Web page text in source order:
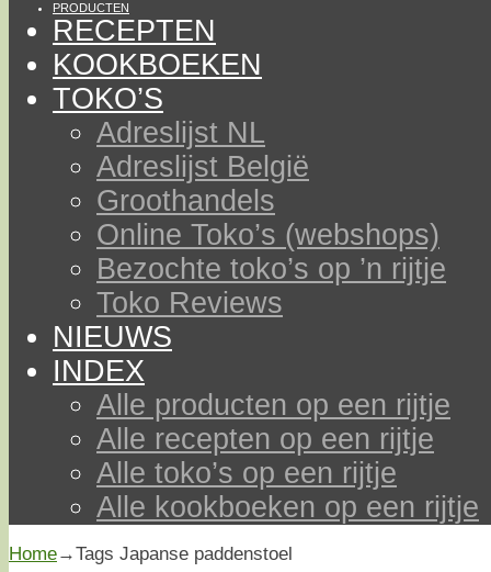
PRODUCTEN
RECEPTEN
KOOKBOEKEN
TOKO’S
Adreslijst NL
Adreslijst België
Groothandels
Online Toko’s (webshops)
Bezochte toko’s op ’n rijtje
Toko Reviews
NIEUWS
INDEX
Alle producten op een rijtje
Alle recepten op een rijtje
Alle toko’s op een rijtje
Alle kookboeken op een rijtje
Home→Tags Japanse paddenstoel